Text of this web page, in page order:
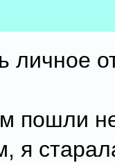
личное
пошли
я